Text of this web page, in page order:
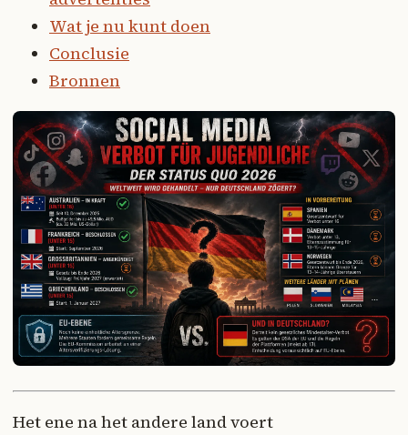
Wat je nu kunt doen
Conclusie
Bronnen
Het ene na het andere land voert